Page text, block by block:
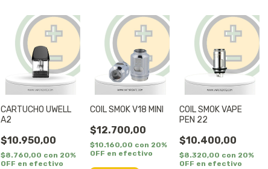
CARTUCHO UWELL
A2
$10.950,00
$8.760,00 con 20%
OFF en efectivo
COIL SMOK V18 MINI
$12.700,00
$10.160,00 con 20%
OFF en efectivo
COIL SMOK VAPE
PEN 22
$10.400,00
$8.320,00 con 20%
OFF en efectivo